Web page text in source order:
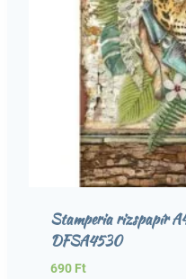
Stamperia rizspapír
DFSA4530
690 Ft